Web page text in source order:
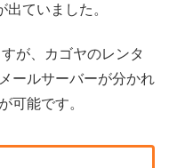
ていました。
が、カゴヤのレンタ
ールサーバーが分かれ
可能です。